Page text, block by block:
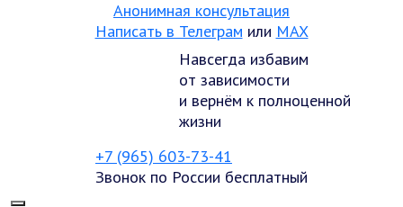
Анонимная консультация
Написать в Телеграм или MAX
Навсегда избавим
от зависимости
и вернём к полноценной
жизни
+7 (965) 603-73-41
Звонок по России бесплатный